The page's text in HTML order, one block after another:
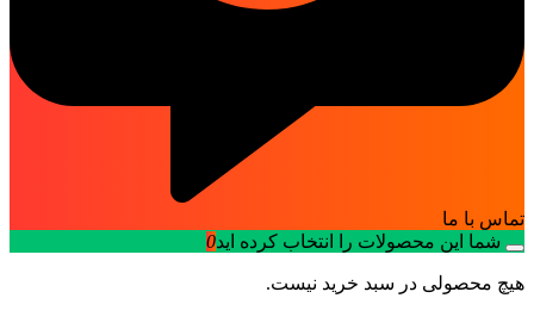
تماس با ما
شما این محصولات را انتخاب کرده اید0
هیچ محصولی در سبد خرید نیست.